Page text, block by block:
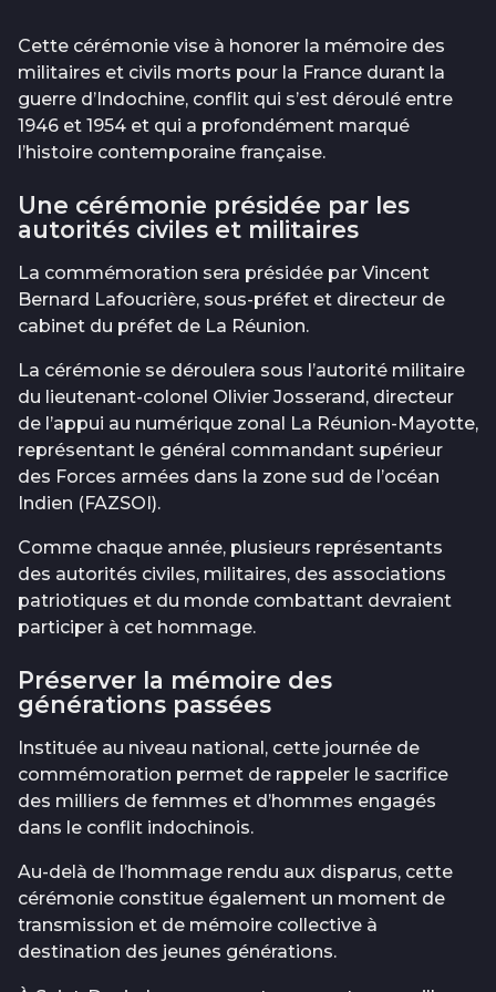
Cette cérémonie vise à honorer la mémoire des
militaires et civils morts pour la France durant la
guerre d’Indochine, conflit qui s’est déroulé entre
1946 et 1954 et qui a profondément marqué
l’histoire contemporaine française.
Une cérémonie présidée par les
autorités civiles et militaires
La commémoration sera présidée par Vincent
Bernard Lafoucrière, sous-préfet et directeur de
cabinet du préfet de La Réunion.
La cérémonie se déroulera sous l’autorité militaire
du lieutenant-colonel Olivier Josserand, directeur
de l’appui au numérique zonal La Réunion-Mayotte,
représentant le général commandant supérieur
des Forces armées dans la zone sud de l’océan
Indien (FAZSOI).
Comme chaque année, plusieurs représentants
des autorités civiles, militaires, des associations
patriotiques et du monde combattant devraient
participer à cet hommage.
Préserver la mémoire des
générations passées
Instituée au niveau national, cette journée de
commémoration permet de rappeler le sacrifice
des milliers de femmes et d’hommes engagés
dans le conflit indochinois.
Au-delà de l’hommage rendu aux disparus, cette
cérémonie constitue également un moment de
transmission et de mémoire collective à
destination des jeunes générations.